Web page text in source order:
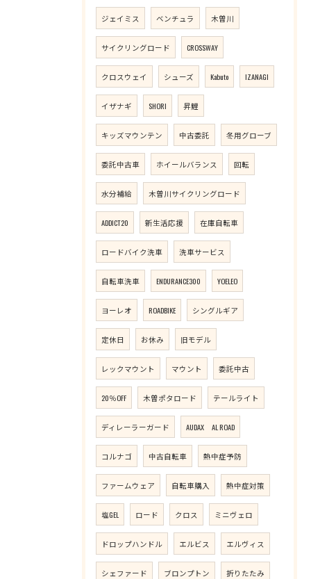
ジェイミス ベンチュラ 木曽川
サイクリングロード CROSSWAY
クロスウェイ シューズ Kabuto IZANAGI
イザナギ SHORI 昇鯉
キッズマウンテン 中古委託 冬用グローブ
委託中古車 ホイールバランス 回転
水分補給 木曽川サイクリングロード
ADDICT20 新生活応援 在庫自転車
ロードバイク洗車 洗車サービス
自転車洗車 ENDURANCE300 YOELEO
ヨーレオ ROADBIKE シングルギア
定休日 お休み 旧モデル
レックマウント マウント 委託中古
20％OFF 木曽ポタロード テールライト
ディレーラーガード AUDAX AL ROAD
コルナゴ 中古自転車 熱中症予防
ファームウェア 自転車購入 熱中症対策
塩GEL ロード クロス ミニヴェロ
ドロップハンドル エルビス エルヴィス
シェファード ブロンプトン 折りたたみ